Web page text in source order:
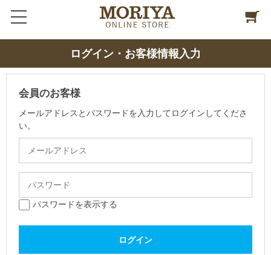
ログイン・お客様情報入力
会員のお客様
メールアドレスとパスワードを入力してログインしてくださ
い。
パスワードを表示する